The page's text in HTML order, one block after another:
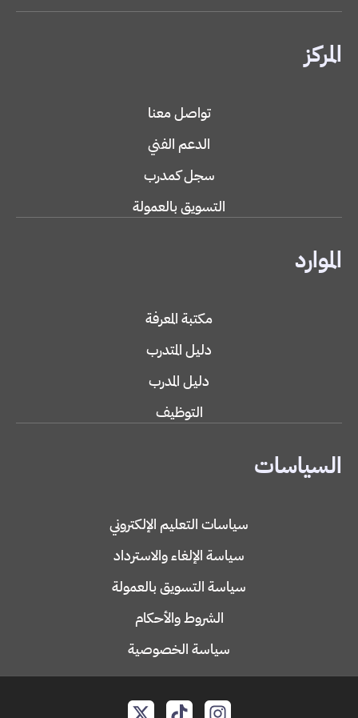
المركز
تواصل معنا
الدعم الفني
سجل كمدرب
التسويق بالعمولة
الموارد
مكتبة المعرفة
دليل المتدرب
دليل المدرب
التوظيف
السياسات
سياسات التعليم الإلكتروني
سياسة الإلغاء والاسترداد
سياسة التسويق بالعمولة
الشروط والأحكام
سياسة الخصوصية